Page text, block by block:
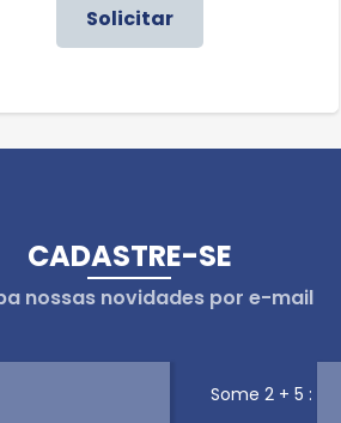
Solicitar
CADASTRE-SE
nossas novidades por e-mail
Some 2 + 5 :